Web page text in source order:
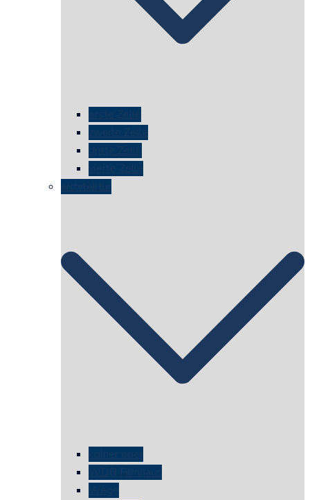
erste Zelle
zweite Zelle
dritte Zelle
vierte Zelle
architektur
kölner oper
WDR Filmhaus
Wege